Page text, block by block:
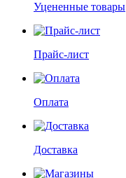
Уцененные товары
Прайс-лист
Оплата
Доставка